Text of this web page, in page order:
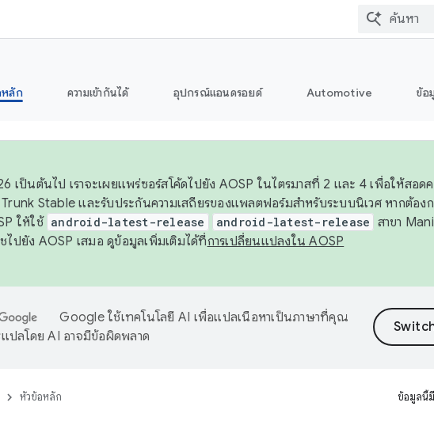
หลัก ความเข้ากันได้ อุปกรณ์แอนดรอยด์ Automotive ข้อ
เป็นต้นไป เราจะเผยแพร่ซอร์สโค้ดไปยัง AOSP ในไตรมาสที่ 2 และ 4 เพื่อให้สอด
Stable และรับประกันความเสถียรของแพลตฟอร์มสำหรับระบบนิเวศ หากต้องก
ให้ใช้ android-latest-release android-latest-release สาขา
ไปยัง AOSP เสมอ ดูข้อมูลเพิ่มเติมได้ที่การเปลี่ยนแปลงใน AOSP
Google ใช้เทคโนโลยี AI เพื่อแปลเนื้อหาเป็นภาษาที่คุณ
แปลโดย AI อาจมีข้อผิดพลาด
หัวข้อหลัก ข้อมูลนี้